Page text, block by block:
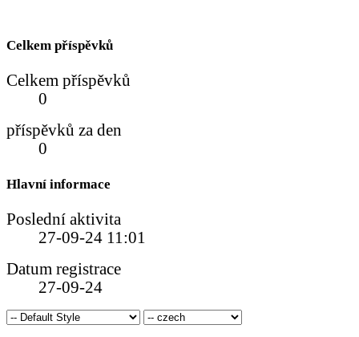
Celkem příspěvků
Celkem příspěvků
0
příspěvků za den
0
Hlavní informace
Poslední aktivita
27-09-24 11:01
Datum registrace
27-09-24